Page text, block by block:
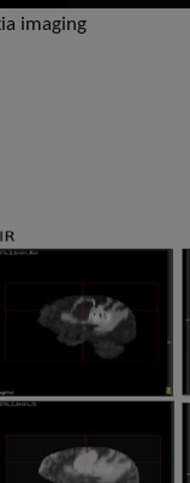
imaging